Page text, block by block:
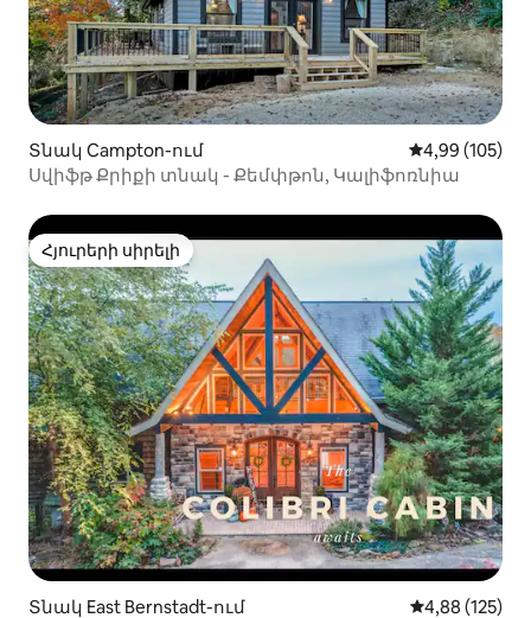
Տնակ Campton-ում Միջին
4,99 (105)
Սվիֆթ Քրիքի տնակ - Քեմփթոն, Կալիֆոռնիա
Հյուրերի սիրելի
Հյուրերի սիրելի
Տնակ East Bernstadt-ում Միջին
4,88 (125)